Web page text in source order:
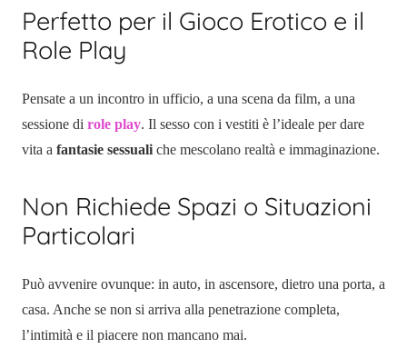
Perfetto per il Gioco Erotico e il
Role Play
Pensate a un incontro in ufficio, a una scena da film, a una
sessione di role play. Il sesso con i vestiti è l’ideale per dare
vita a fantasie sessuali che mescolano realtà e immaginazione.
Non Richiede Spazi o Situazioni
Particolari
Può avvenire ovunque: in auto, in ascensore, dietro una porta, a
casa. Anche se non si arriva alla penetrazione completa,
l’intimità e il piacere non mancano mai.